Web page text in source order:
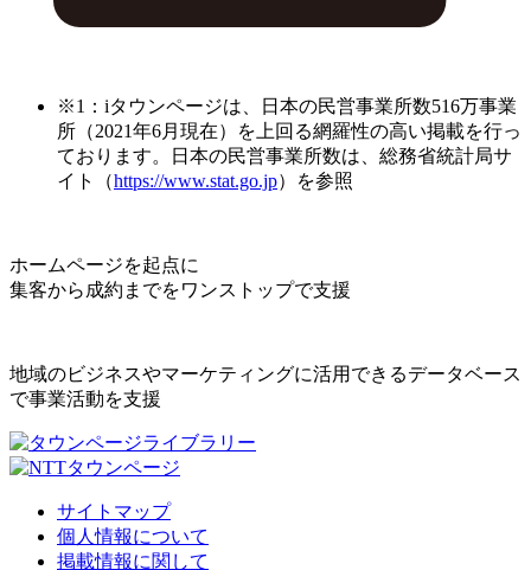
※1：iタウンページは、日本の民営事業所数516万事業
所（2021年6月現在）を上回る網羅性の高い掲載を行っ
ております。日本の民営事業所数は、総務省統計局サ
イト（https://www.stat.go.jp）を参照
ホームページを起点に
集客から成約までをワンストップで支援
地域のビジネスやマーケティングに活用できるデータベース
で事業活動を支援
サイトマップ
個人情報について
掲載情報に関して